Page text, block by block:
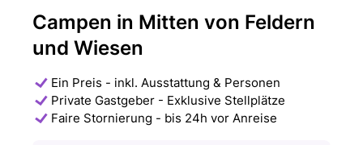
Campen in Mitten von Feldern
und Wiesen
Ein Preis - inkl. Ausstattung & Personen
Private Gastgeber - Exklusive Stellplätze
Faire Stornierung - bis 24h vor Anreise